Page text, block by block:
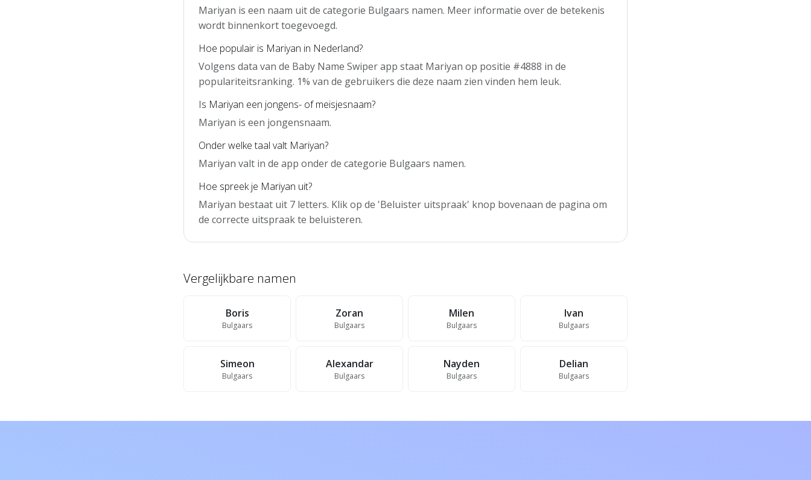
Mariyan is een naam uit de categorie Bulgaars namen. Meer informatie over de betekenis
wordt binnenkort toegevoegd.
Hoe populair is Mariyan in Nederland?
Volgens data van de Baby Name Swiper app staat Mariyan op positie #4888 in de
populariteitsranking. 1% van de gebruikers die deze naam zien vinden hem leuk.
Is Mariyan een jongens- of meisjesnaam?
Mariyan is een jongensnaam.
Onder welke taal valt Mariyan?
Mariyan valt in de app onder de categorie Bulgaars namen.
Hoe spreek je Mariyan uit?
Mariyan bestaat uit 7 letters. Klik op de 'Beluister uitspraak' knop bovenaan de pagina om
de correcte uitspraak te beluisteren.
Vergelijkbare namen
Boris
Bulgaars
Zoran
Bulgaars
Milen
Bulgaars
Ivan
Bulgaars
Simeon
Bulgaars
Alexandar
Bulgaars
Nayden
Bulgaars
Delian
Bulgaars